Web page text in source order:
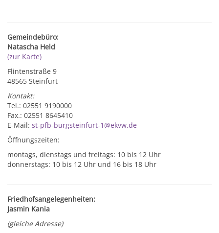
Gemeindebüro:
Natascha Held
(zur Karte)
Flintenstraße 9
48565 Steinfurt
Kontakt:
Tel.: 02551 9190000
Fax.: 02551 8645410
E-Mail: st-pfb-burgsteinfurt-1@ekvw.de
Öffnungszeiten:
montags, dienstags und freitags: 10 bis 12 Uhr
donnerstags: 10 bis 12 Uhr und 16 bis 18 Uhr
Friedhofsangelegenheiten:
Jasmin Kania
(gleiche Adresse)